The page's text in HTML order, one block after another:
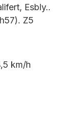
Esbly..
Z5
km/h